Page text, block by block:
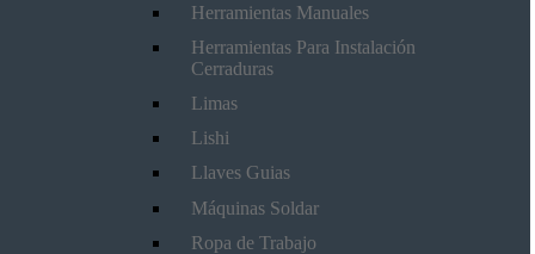
Herramientas Manuales
Herramientas Para Instalación
Cerraduras
Limas
Lishi
Llaves Guias
Máquinas Soldar
Ropa de Trabajo